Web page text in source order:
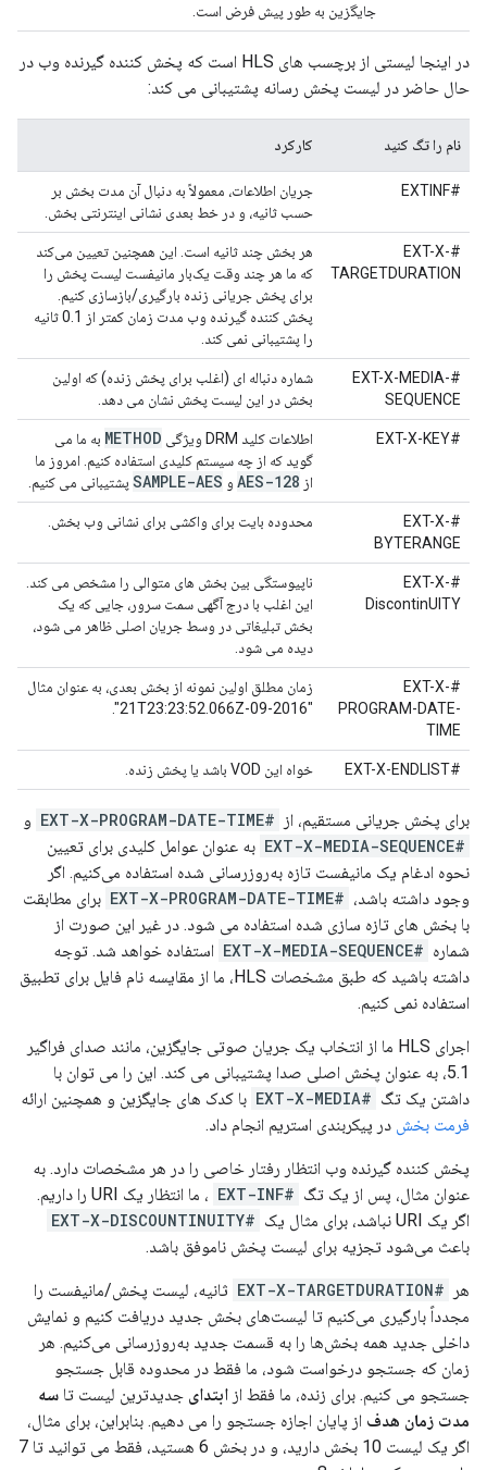
جایگزین به طور پیش فرض است.
در اینجا لیستی از برچسب های HLS است که پخش کننده گیرنده وب در
حال حاضر در لیست پخش رسانه پشتیبانی می کند:
نام را تگ کنید کارکرد
#EXTINF
جریان اطلاعات، معمولاً به دنبال آن مدت بخش بر
حسب ثانیه، و در خط بعدی نشانی اینترنتی بخش.
#EXT-X-
TARGETDURATION
هر بخش چند ثانیه است. این همچنین تعیین می‌کند
که ما هر چند وقت یک‌بار مانیفست لیست پخش را
برای پخش جریانی زنده بارگیری/بازسازی کنیم.
پخش کننده گیرنده وب مدت زمان کمتر از 0.1 ثانیه
را پشتیبانی نمی کند.
#EXT-X-MEDIA-
SEQUENCE
شماره دنباله ای (اغلب برای پخش زنده) که اولین
بخش در این لیست پخش نشان می دهد.
#EXT-X-KEY اطلاعات کلید DRM ویژگی METHOD به ما می
گوید که از چه سیستم کلیدی استفاده کنیم. امروز ما
از AES-128 و SAMPLE-AES پشتیبانی می کنیم.
#EXT-X-
BYTERANGE
محدوده بایت برای واکشی برای نشانی وب بخش.
#EXT-X-
DiscontinUITY
ناپیوستگی بین بخش های متوالی را مشخص می کند.
این اغلب با درج آگهی سمت سرور، جایی که یک
بخش تبلیغاتی در وسط جریان اصلی ظاهر می شود،
دیده می شود.
#EXT-X-
PROGRAM-DATE-
TIME
زمان مطلق اولین نمونه از بخش بعدی، به عنوان مثال
"2016-09-21T23:23:52.066Z".
#EXT-X-ENDLIST خواه این VOD باشد یا پخش زنده.
برای پخش جریانی مستقیم، از #EXT-X-PROGRAM-DATE-TIME
و
#EXT-X-MEDIA-SEQUENCE
به عنوان عوامل کلیدی برای تعیین
نحوه ادغام یک مانیفست تازه به‌روزرسانی شده استفاده می‌کنیم. اگر
وجود داشته باشد، #EXT-X-PROGRAM-DATE-TIME
برای مطابقت
با بخش های تازه سازی شده استفاده می شود. در غیر این صورت از
شماره #EXT-X-MEDIA-SEQUENCE
استفاده خواهد شد. توجه
داشته باشید که طبق مشخصات HLS، ما از مقایسه نام فایل برای تطبیق
استفاده نمی کنیم.
اجرای HLS ما از انتخاب یک جریان صوتی جایگزین، مانند صدای فراگیر
5.1، به عنوان پخش اصلی صدا پشتیبانی می کند. این را می توان با
داشتن یک تگ #EXT-X-MEDIA
با کدک های جایگزین و همچنین ارائه
فرمت بخش در پیکربندی استریم انجام داد.
پخش کننده گیرنده وب انتظار رفتار خاصی را در هر مشخصات دارد. به
عنوان مثال، پس از یک تگ #EXT-INF
، ما انتظار یک URI را داریم.
اگر یک URI نباشد، برای مثال یک
#EXT-X-DISCOUNTINUITY
باعث می‌شود تجزیه برای لیست پخش ناموفق باشد.
هر #EXT-X-TARGETDURATION
ثانیه، لیست پخش/مانیفست را
مجدداً بارگیری می‌کنیم تا لیست‌های بخش جدید دریافت کنیم و نمایش
داخلی جدید همه بخش‌ها را به قسمت جدید به‌روزرسانی می‌کنیم. هر
زمان که جستجو درخواست شود، ما فقط در محدوده قابل جستجو
جستجو می کنیم. برای زنده، ما فقط از ابتدای جدیدترین لیست تا سه
مدت زمان هدف از پایان اجازه جستجو را می دهیم. بنابراین، برای مثال،
اگر یک لیست 10 بخش دارید، و در بخش 6 هستید، فقط می توانید تا 7